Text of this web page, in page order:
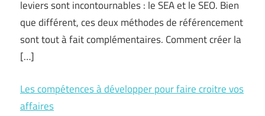
leviers sont incontournables : le SEA et le SEO. Bien
que différent, ces deux méthodes de référencement
sont tout à fait complémentaires. Comment créer la
[…]
Les compétences à développer pour faire croitre vos
affaires